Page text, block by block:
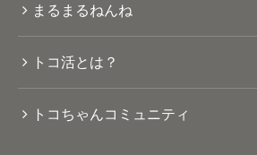
まるまるねんね
トコ活とは？
トコちゃんコミュニティ